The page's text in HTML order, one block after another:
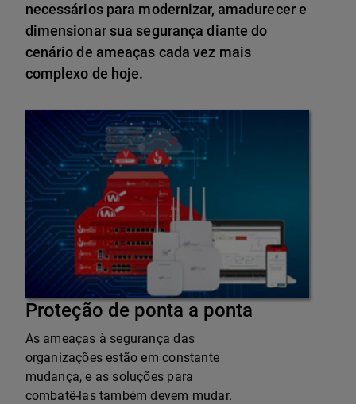
necessários para modernizar, amadurecer e
dimensionar sua segurança diante do
cenário de ameaças cada vez mais
complexo de hoje.
Proteção de ponta a ponta
As ameaças à segurança das
organizações estão em constante
mudança, e as soluções para
combatê-las também devem mudar.